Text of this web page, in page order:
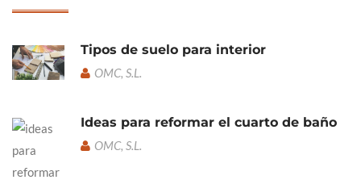
Tipos de suelo para interior
OMC, S.L.
Ideas para reformar el cuarto de baño
OMC, S.L.